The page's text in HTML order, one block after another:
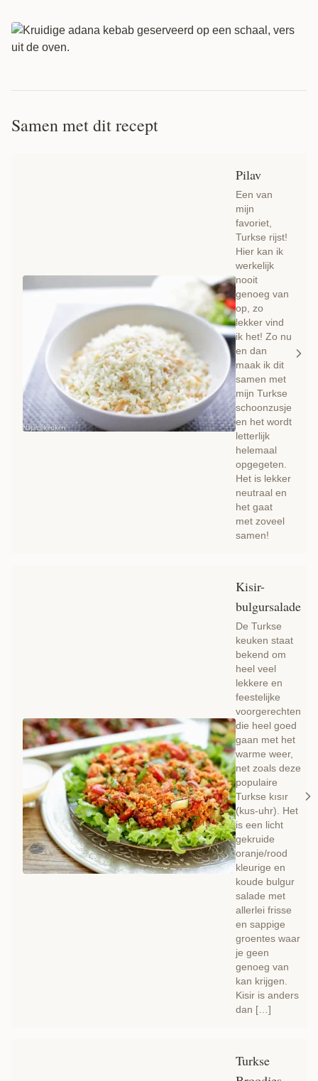
Samen met dit recept
Pilav
Een van
mijn
favoriet,
Turkse rijst!
Hier kan ik
werkelijk
nooit
genoeg van
op, zo
lekker vind
ik het! Zo nu
en dan
maak ik dit
samen met
mijn Turkse
schoonzusje
en het wordt
letterlijk
helemaal
opgegeten.
Het is lekker
neutraal en
het gaat
met zoveel
samen!
Kisir-
bulgursalade
De Turkse
keuken staat
bekend om
heel veel
lekkere en
feestelijke
voorgerechten
die heel goed
gaan met het
warme weer,
net zoals deze
populaire
Turkse kısır
(kus-uhr). Het
is een licht
gekruide
oranje/rood
kleurige en
koude bulgur
salade met
allerlei frisse
en sappige
groentes waar
je geen
genoeg van
kan krijgen.
Kisir is anders
dan […]
Turkse